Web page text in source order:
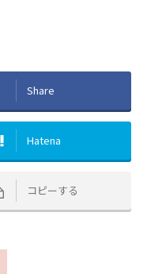
Share
Hatena
コピーする